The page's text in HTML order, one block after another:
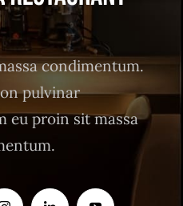
condimentum.
pulvinar
eu proin sit massa